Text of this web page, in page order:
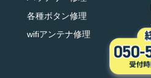
各種ボタン修理
wifiアンテナ修理